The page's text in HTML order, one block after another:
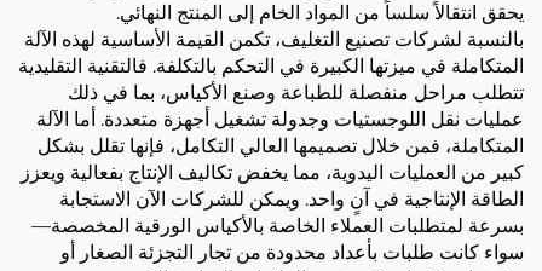
يحقق انتقالاً سلساً من المواد الخام إلى المنتج النهائي.
بالنسبة لشركات تصنيع التغليف، تكمن القيمة الأساسية لهذه الآلة
المتكاملة في ميزتها الكبيرة في التحكم بالتكلفة. فالتقنية التقليدية
تتطلب مراحل منفصلة للطباعة وصنع الأكياس، بما في ذلك
عمليات نقل اللوجستيات وجدولة تشغيل أجهزة متعددة. أما الآلة
المتكاملة، فمن خلال تصميمها العالي التكامل، فإنها تقلل بشكل
كبير من العمليات اليدوية، مما يخفض تكاليف الإنتاج بفعالية ويعزز
الطاقة الإنتاجية في آنٍ واحد. ويمكن للشركات الآن الاستجابة
بسرعة لمتطلبات العملاء الخاصة بالأكياس الورقية المخصصة—
سواء كانت طلبات بأعداد محدودة من تجار التجزئة الصغار أو